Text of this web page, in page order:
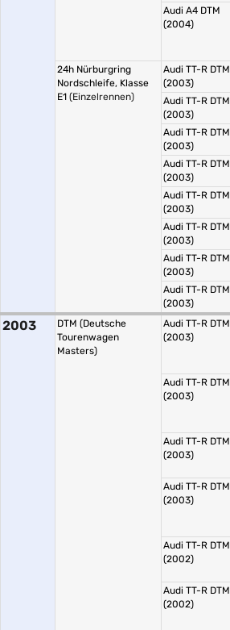
Audi A4 DTM
(2004)
24h Nürburgring
Nordschleife, Klasse
E1 (Einzelrennen)
Audi TT-R DTM
(2003)
Audi TT-R DTM
(2003)
Audi TT-R DTM
(2003)
Audi TT-R DTM
(2003)
Audi TT-R DTM
(2003)
Audi TT-R DTM
(2003)
Audi TT-R DTM
(2003)
Audi TT-R DTM
(2003)
2003
DTM (Deutsche
Tourenwagen
Masters)
Audi TT-R DTM
(2003)
Audi TT-R DTM
(2003)
Audi TT-R DTM
(2003)
Audi TT-R DTM
(2003)
Audi TT-R DTM
(2002)
Audi TT-R DTM
(2002)